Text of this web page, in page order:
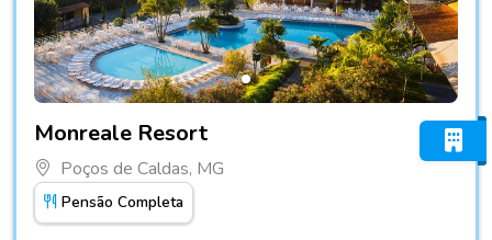
Monreale Resort
Poços de Caldas, MG
Pensão Completa